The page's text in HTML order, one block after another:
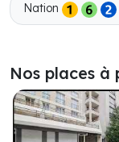
Nation
Nos places à